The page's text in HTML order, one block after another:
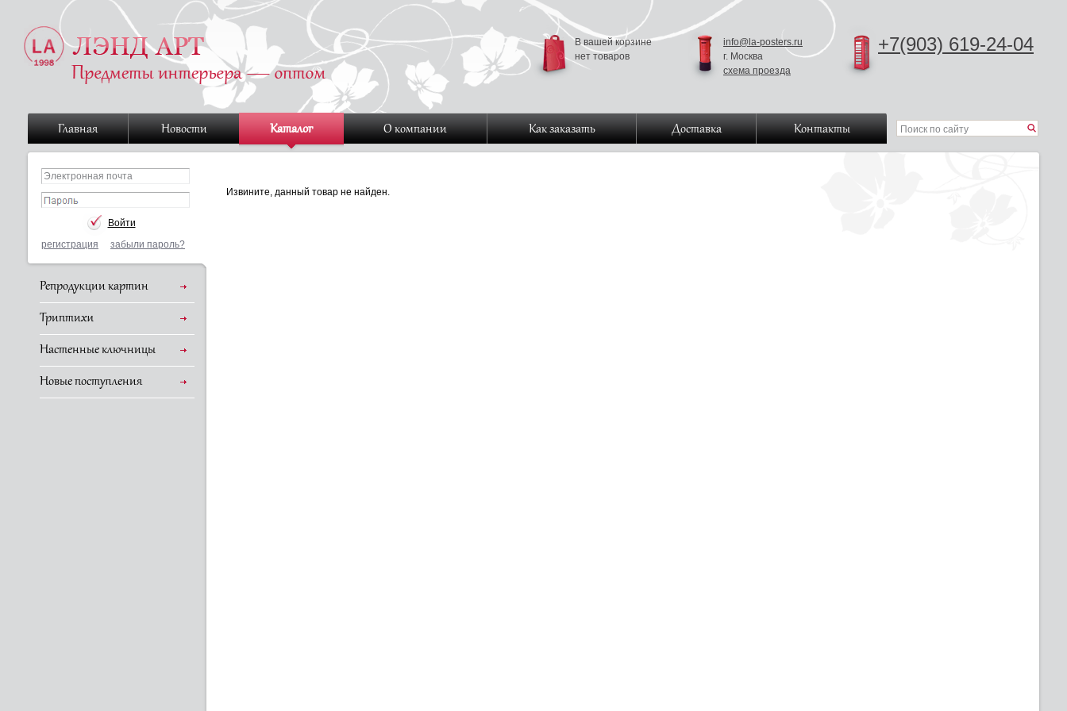
+7(903) 619-24-04
info@la-posters.ru
г. Москва
схема проезда
В вашей корзине
нет товаров
Главная Новости Каталог О компании Как заказать Доставка Контакты
регистрация забыли пароль?
Репродукции картин
Триптихи
Настенные ключницы
Новые поступления
Извините, данный товар не найден.